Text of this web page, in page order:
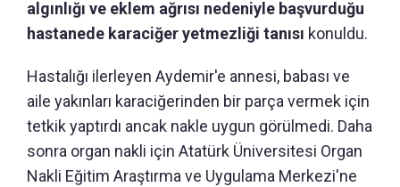
algınlığı ve eklem ağrısı nedeniyle başvurduğu
hastanede karaciğer yetmezliği tanısı konuldu.
Hastalığı ilerleyen Aydemir'e annesi, babası ve
aile yakınları karaciğerinden bir parça vermek için
tetkik yaptırdı ancak nakle uygun görülmedi. Daha
sonra organ nakli için Atatürk Üniversitesi Organ
Nakli Eğitim Araştırma ve Uygulama Merkezi'ne